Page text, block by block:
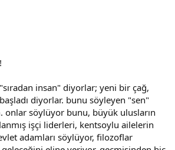
insan" diyorlar; yeni bir çağ,
diyorlar. bunu söyleyen "sen"
onlar söylüyor bunu, büyük ulusların
işçi liderleri, kentsoylu ailelerin
adamları söylüyor, filozoflar